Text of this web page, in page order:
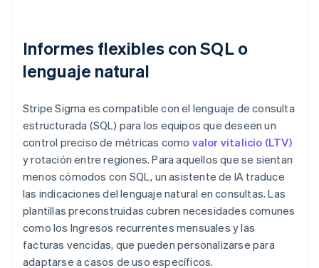
Informes flexibles con SQL o
lenguaje natural
Stripe Sigma es compatible con el lenguaje de consulta
estructurada (SQL) para los equipos que deseen un
control preciso de métricas como valor vitalicio (LTV)
y rotación entre regiones. Para aquellos que se sientan
menos cómodos con SQL, un asistente de IA traduce
las indicaciones del lenguaje natural en consultas. Las
plantillas preconstruidas cubren necesidades comunes
como los Ingresos recurrentes mensuales y las
facturas vencidas, que pueden personalizarse para
adaptarse a casos de uso específicos.